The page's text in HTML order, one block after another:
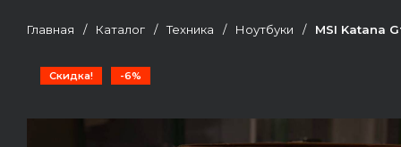
Главная / Каталог / Техника / Ноутбуки / MSI Katana
Скидка! -6%